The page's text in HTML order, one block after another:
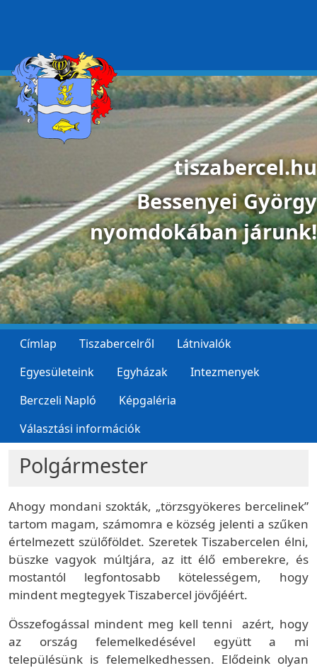
tiszabercel.hu
Bessenyei György
nyomdokában járunk!
Címlap Tiszabercelről
Látnivalók
Egyesületeink
Egyházak
Intezmenyek
Berczeli Napló
Képgaléria
Választási információk
Polgármester
Ahogy mondani szokták, „törzsgyökeres bercelinek”
tartom magam, számomra e község jelenti a szűken
értelmezett szülőföldet. Szeretek Tiszabercelen élni,
büszke vagyok múltjára, az itt élő emberekre, és
mostantól legfontosabb kötelességem, hogy
mindent megtegyek Tiszabercel jövőjéért.
Összefogással mindent meg kell tenni azért, hogy
az ország felemelkedésével együtt a mi
településünk is felemelkedhessen. Elődeink olyan